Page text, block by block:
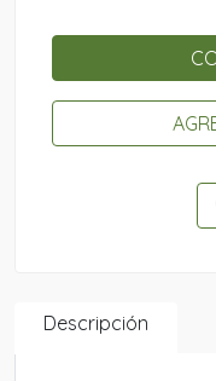
Descripción